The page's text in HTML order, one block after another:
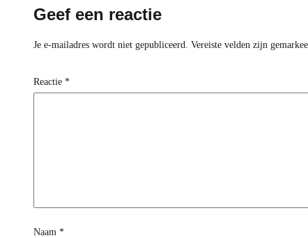
Geef een reactie
Je e-mailadres wordt niet gepubliceerd. Vereiste velden zijn
Reactie *
Naam *